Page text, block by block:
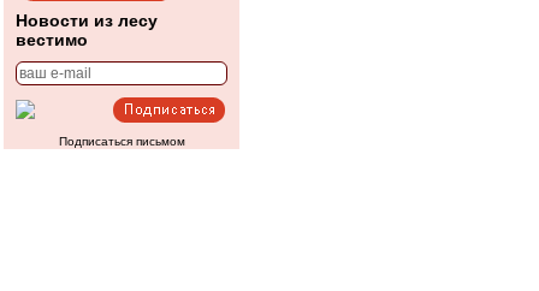
Новости из лесу
вестимо
Подписаться письмом